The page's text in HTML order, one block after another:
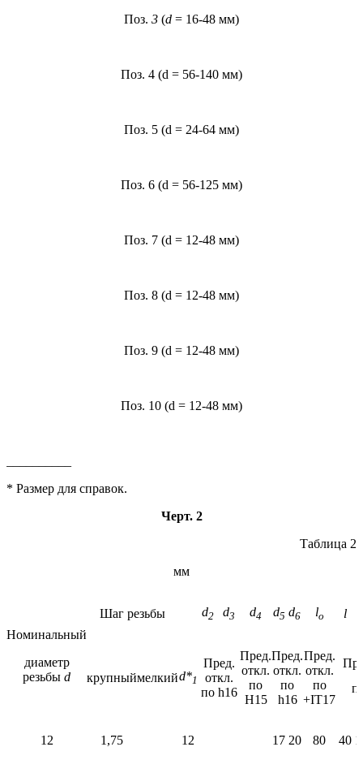
Поз. 3 (d = 16-48 мм)
Поз. 4 (d = 56-140 мм)
Поз. 5 (d = 24-64 мм)
Поз. 6 (d = 56-125 мм)
Поз. 7 (d = 12-48 мм)
Поз. 8 (d = 12-48 мм)
Поз. 9 (d = 12-48 мм)
Поз. 10 (d = 12-48 мм)
* Размер для cправок.
Черт. 2
Таблица 2
мм
Номинальный
диаметр
резьбы d
Шаг резьбы d2 d3 d4 d5 d6 lo l
крупныймелкийd*1
Пред.
откл.
по h16
Пред.
откл.
по
Н15
Пред.
откл.
по
h16
Пред.
откл.
по
+IТ17
12 1,75 12 17 20 80 40